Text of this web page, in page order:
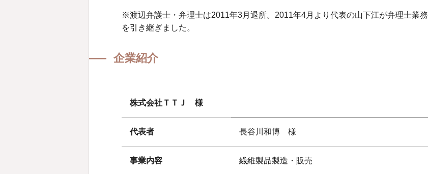
※渡辺弁護士・弁理士は2011年3月退所。2011年4月より代表の山下江が弁理士業務
を引き継ぎました。
企業紹介
株式会社ＴＴＪ 様
代表者 長谷川和博 様
事業内容 繊維製品製造・販売